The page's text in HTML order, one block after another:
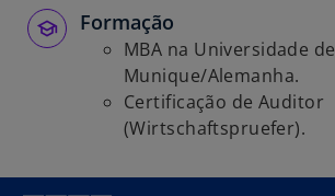
o
v
a
Formação
MBA na Universidade de
Munique/Alemanha.
Certificação de Auditor
(Wirtschaftspruefer).